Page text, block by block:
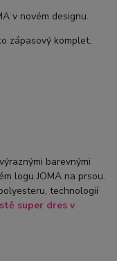
v novém designu.
zápasový komplet.
barevnými
logu JOMA na prsou.
technologií
super dres v